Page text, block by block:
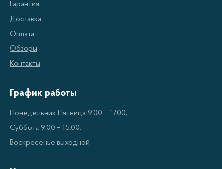
Гарантия
Доставка
Оплата
Обзоры
Контакты
График работы
Понедельник-Пятница 9.00 – 17.00;
Суббота 9.00 – 15.00;
Воскресенье выходной